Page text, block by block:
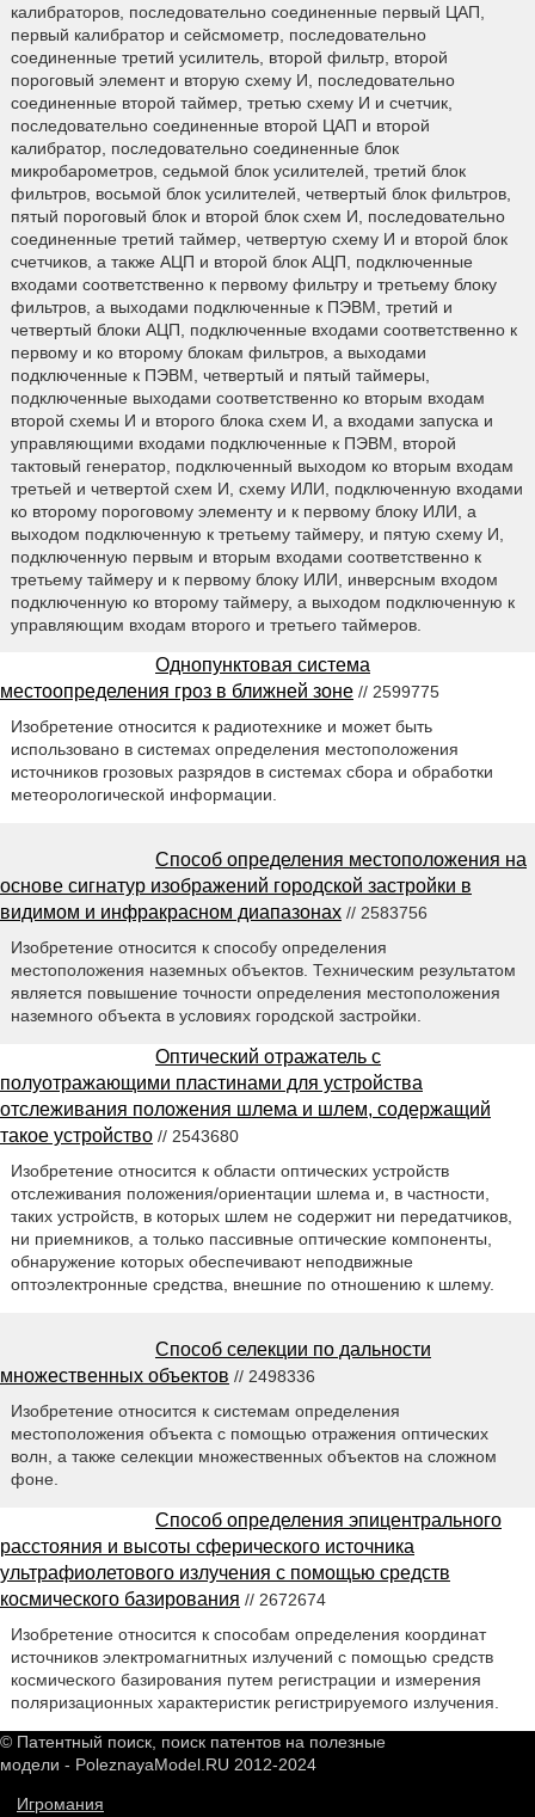
калибраторов, последовательно соединенные первый ЦАП,
первый калибратор и сейсмометр, последовательно
соединенные третий усилитель, второй фильтр, второй
пороговый элемент и вторую схему И, последовательно
соединенные второй таймер, третью схему И и счетчик,
последовательно соединенные второй ЦАП и второй
калибратор, последовательно соединенные блок
микробарометров, седьмой блок усилителей, третий блок
фильтров, восьмой блок усилителей, четвертый блок фильтров,
пятый пороговый блок и второй блок схем И, последовательно
соединенные третий таймер, четвертую схему И и второй блок
счетчиков, а также АЦП и второй блок АЦП, подключенные
входами соответственно к первому фильтру и третьему блоку
фильтров, а выходами подключенные к ПЭВМ, третий и
четвертый блоки АЦП, подключенные входами соответственно к
первому и ко второму блокам фильтров, а выходами
подключенные к ПЭВМ, четвертый и пятый таймеры,
подключенные выходами соответственно ко вторым входам
второй схемы И и второго блока схем И, а входами запуска и
управляющими входами подключенные к ПЭВМ, второй
тактовый генератор, подключенный выходом ко вторым входам
третьей и четвертой схем И, схему ИЛИ, подключенную входами
ко второму пороговому элементу и к первому блоку ИЛИ, а
выходом подключенную к третьему таймеру, и пятую схему И,
подключенную первым и вторым входами соответственно к
третьему таймеру и к первому блоку ИЛИ, инверсным входом
подключенную ко второму таймеру, а выходом подключенную к
управляющим входам второго и третьего таймеров.
Однопунктовая система
местоопределения гроз в ближней зоне // 2599775
Изобретение относится к радиотехнике и может быть
использовано в системах определения местоположения
источников грозовых разрядов в системах сбора и обработки
метеорологической информации.
Способ определения местоположения на
основе сигнатур изображений городской застройки в
видимом и инфракрасном диапазонах // 2583756
Изобретение относится к способу определения
местоположения наземных объектов. Техническим результатом
является повышение точности определения местоположения
наземного объекта в условиях городской застройки.
Оптический отражатель с
полуотражающими пластинами для устройства
отслеживания положения шлема и шлем, содержащий
такое устройство // 2543680
Изобретение относится к области оптических устройств
отслеживания положения/ориентации шлема и, в частности,
таких устройств, в которых шлем не содержит ни передатчиков,
ни приемников, а только пассивные оптические компоненты,
обнаружение которых обеспечивают неподвижные
оптоэлектронные средства, внешние по отношению к шлему.
Способ селекции по дальности
множественных объектов // 2498336
Изобретение относится к системам определения
местоположения объекта с помощью отражения оптических
волн, а также селекции множественных объектов на сложном
фоне.
Способ определения эпицентрального
расстояния и высоты сферического источника
ультрафиолетового излучения с помощью средств
космического базирования // 2672674
Изобретение относится к способам определения координат
источников электромагнитных излучений с помощью средств
космического базирования путем регистрации и измерения
поляризационных характеристик регистрируемого излучения.
© Патентный поиск, поиск патентов на полезные
модели - PoleznayaModel.RU 2012-2024
Игромания